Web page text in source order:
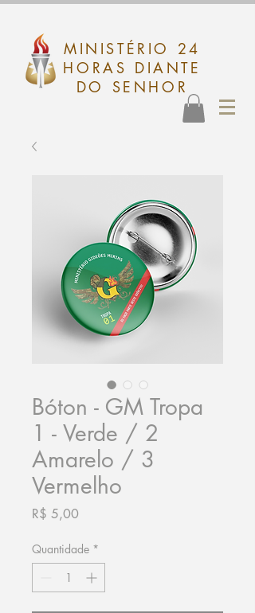
MINISTÉRIO 24
HORAS DIANTE
DO SENHOR
Bóton - GM Tropa
1 - Verde / 2
Amarelo / 3
Vermelho
R$ 5,00
Quantidade *